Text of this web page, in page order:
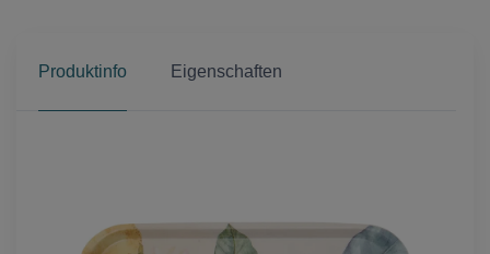
Produktinfo Eigenschaften